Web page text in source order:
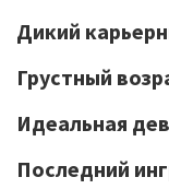
Дикий
Грустный
Идеальная
Последний